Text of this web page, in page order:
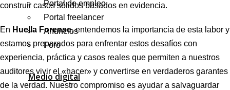
Portal de empleo
Portal freelancer
Anuncios
Foro
Medio digital
construir casos sólidos basados en evidencia.
En Huella Forense, entendemos la importancia de esta labor y
estamos preparados para enfrentar estos desafíos con
experiencia, práctica y casos reales que permiten a nuestros
auditores vivir el «hacer» y convertirse en verdaderos garantes
de la verdad. Nuestro compromiso es ayudar a salvaguardar